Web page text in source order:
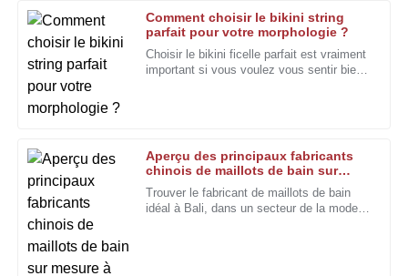
Comment choisir le bikini string
parfait pour votre morphologie ?
Choisir le bikini ficelle parfait est vraiment
important si vous voulez vous sentir bien
Aperçu des principaux fabricants
chinois de maillots de bain sur
mesure à Bali en 2026 ?
Trouver le fabricant de maillots de bain
idéal à Bali, dans un secteur de la mode
fourni un service irréprochable du début à la fin.
18 Janvier 2026
S
Sophia
Je suis impressionné par la qualité et l'engagement du
personnel du service après-vente envers la satisfaction du
client.
13 Janvier